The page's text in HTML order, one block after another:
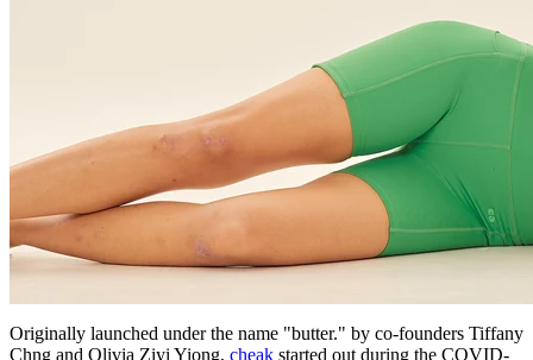
Originally launched under the name "butter." by co-founders Tiffany
Chng and Olivia Ziyi Yiong, cheak started out during the COVID-